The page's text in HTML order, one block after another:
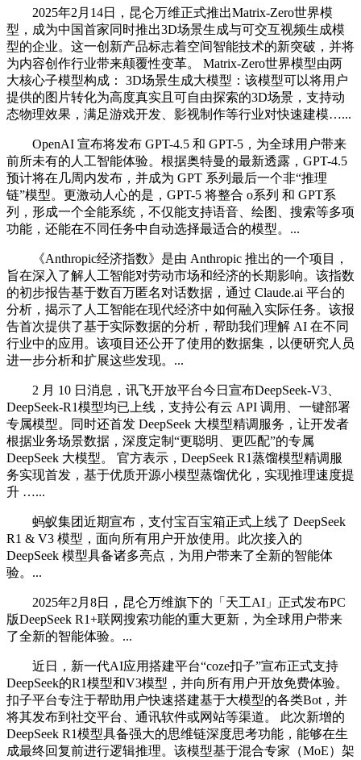
2025年2月14日，昆仑万维正式推出Matrix-Zero世界模
型，成为中国首家同时推出3D场景生成与可交互视频生成模
型的企业。这一创新产品标志着空间智能技术的新突破，并将
为内容创作行业带来颠覆性变革。 Matrix-Zero世界模型由两
大核心子模型构成： 3D场景生成大模型：该模型可以将用户
提供的图片转化为高度真实且可自由探索的3D场景，支持动
态物理效果，满足游戏开发、影视制作等行业对快速建模…...
OpenAI 宣布将发布 GPT-4.5 和 GPT-5，为全球用户带来
前所未有的人工智能体验。根据奥特曼的最新透露，GPT-4.5
预计将在几周内发布，并成为 GPT 系列最后一个非“推理
链”模型。更激动人心的是，GPT-5 将整合 o系列 和 GPT系
列，形成一个全能系统，不仅能支持语音、绘图、搜索等多项
功能，还能在不同任务中自动选择最适合的模型。...
《Anthropic经济指数》是由 Anthropic 推出的一个项目，
旨在深入了解人工智能对劳动市场和经济的长期影响。该指数
的初步报告基于数百万匿名对话数据，通过 Claude.ai 平台的
分析，揭示了人工智能在现代经济中如何融入实际任务。该报
告首次提供了基于实际数据的分析，帮助我们理解 AI 在不同
行业中的应用。该项目还公开了使用的数据集，以便研究人员
进一步分析和扩展这些发现。...
2 月 10 日消息，讯飞开放平台今日宣布DeepSeek-V3、
DeepSeek-R1模型均已上线，支持公有云 API 调用、一键部署
专属模型。同时还首发 DeepSeek 大模型精调服务，让开发者
根据业务场景数据，深度定制“更聪明、更匹配”的专属
DeepSeek 大模型。 官方表示，DeepSeek R1蒸馏模型精调服
务实现首发，基于优质开源小模型蒸馏优化，实现推理速度提
升 …...
蚂蚁集团近期宣布，支付宝百宝箱正式上线了 DeepSeek
R1 & V3 模型，面向所有用户开放使用。此次接入的
DeepSeek 模型具备诸多亮点，为用户带来了全新的智能体
验。...
2025年2月8日，昆仑万维旗下的「天工AI」正式发布PC
版DeepSeek R1+联网搜索功能的重大更新，为全球用户带来
了全新的智能体验。...
近日，新一代AI应用搭建平台“coze扣子”宣布正式支持
DeepSeek的R1模型和V3模型，并向所有用户开放免费体验。
扣子平台专注于帮助用户快速搭建基于大模型的各类Bot，并
将其发布到社交平台、通讯软件或网站等渠道。 此次新增的
DeepSeek R1模型具备强大的思维链深度思考功能，能够在生
成最终回复前进行逻辑推理。该模型基于混合专家（MoE）架